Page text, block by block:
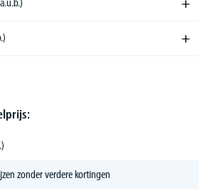
zonder verdere kortingen